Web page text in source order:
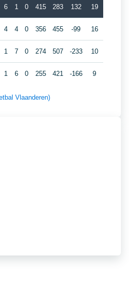
6 1 0 415 283 132 19
4 4 0 356 455 -99 16
1 7 0 274 507 -233 10
1 6 0 255 421 -166 9
Vlaanderen)